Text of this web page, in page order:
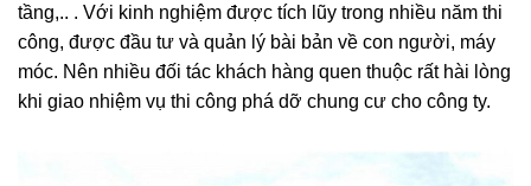
tầng,.. . Với kinh nghiệm được tích lũy trong nhiều năm thi
công, được đầu tư và quản lý bài bản về con người, máy
móc. Nên nhiều đối tác khách hàng quen thuộc rất hài lòng
khi giao nhiệm vụ thi công phá dỡ chung cư cho công ty.